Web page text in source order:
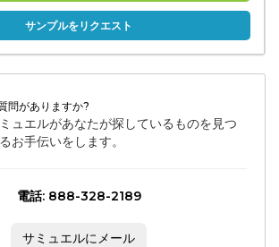
サンプルをリクエスト
問がありますか?
ュエルがあなたが探しているものを見つ
お手伝いをします。
電話: 888-328-2189
サミュエルにメール